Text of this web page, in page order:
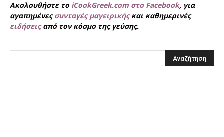
Ακολουθήστε το iCookGreek.com στο Facebook, για
αγαπημένεςσυνταγές μαγειρικήςκαι καθημερινές
ειδήσειςαπό τον κόσμο της γεύσης.